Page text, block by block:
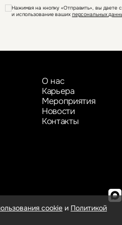
Нажимая на кнопку «Отправить», вы даете
и использование ваших персональных
О нас
Карьера
Мероприятия
Новости
Контакты
cookie и Политикой